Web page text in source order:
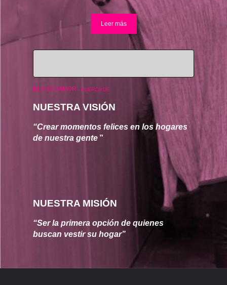
Leer más
BLANCOAMOR -ACERCA DE
NUESTRA VISIÓN
“Crear momentos felices en los hogares
de nuestra gente ”
NUESTRA MISIÓN
“Ser la primera opción de quienes
buscan vestir su hogar”